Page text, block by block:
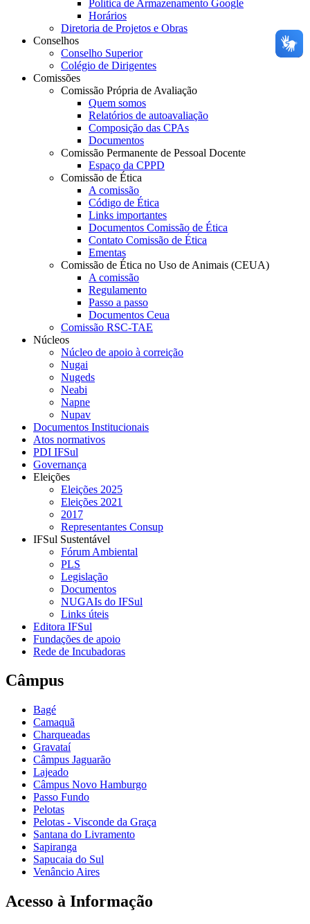
Política de Armazenamento Google
Horários
Diretoria de Projetos e Obras
Conselhos
Conselho Superior
Colégio de Dirigentes
Comissões
Comissão Própria de Avaliação
Quem somos
Relatórios de autoavaliação
Composição das CPAs
Documentos
Comissão Permanente de Pessoal Docente
Espaço da CPPD
Comissão de Ética
A comissão
Código de Ética
Links importantes
Documentos Comissão de Ética
Contato Comissão de Ética
Ementas
Comissão de Ética no Uso de Animais (CEUA)
A comissão
Regulamento
Passo a passo
Documentos Ceua
Comissão RSC-TAE
Núcleos
Núcleo de apoio à correição
Nugai
Nugeds
Neabi
Napne
Nupav
Documentos Institucionais
Atos normativos
PDI IFSul
Governança
Eleições
Eleições 2025
Eleições 2021
2017
Representantes Consup
IFSul Sustentável
Fórum Ambiental
PLS
Legislação
Documentos
NUGAIs do IFSul
Links úteis
Editora IFSul
Fundações de apoio
Rede de Incubadoras
Câmpus
Bagé
Camaquã
Charqueadas
Gravataí
Câmpus Jaguarão
Lajeado
Câmpus Novo Hamburgo
Passo Fundo
Pelotas
Pelotas - Visconde da Graça
Santana do Livramento
Sapiranga
Sapucaia do Sul
Venâncio Aires
Acesso à Informação